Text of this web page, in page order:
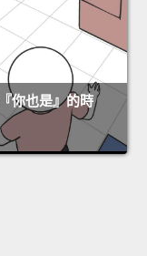
你也是』的時